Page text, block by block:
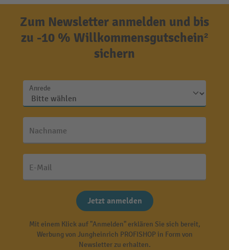
Zum Newsletter anmelden und bis
zu -10 % Willkommensgutschein²
sichern
Anrede
Nachname
E-Mail
Jetzt anmelden
Mit einem Klick auf "Anmelden" erklären Sie sich bereit,
Werbung von Jungheinrich PROFISHOP in Form von
Newsletter zu erhalten.